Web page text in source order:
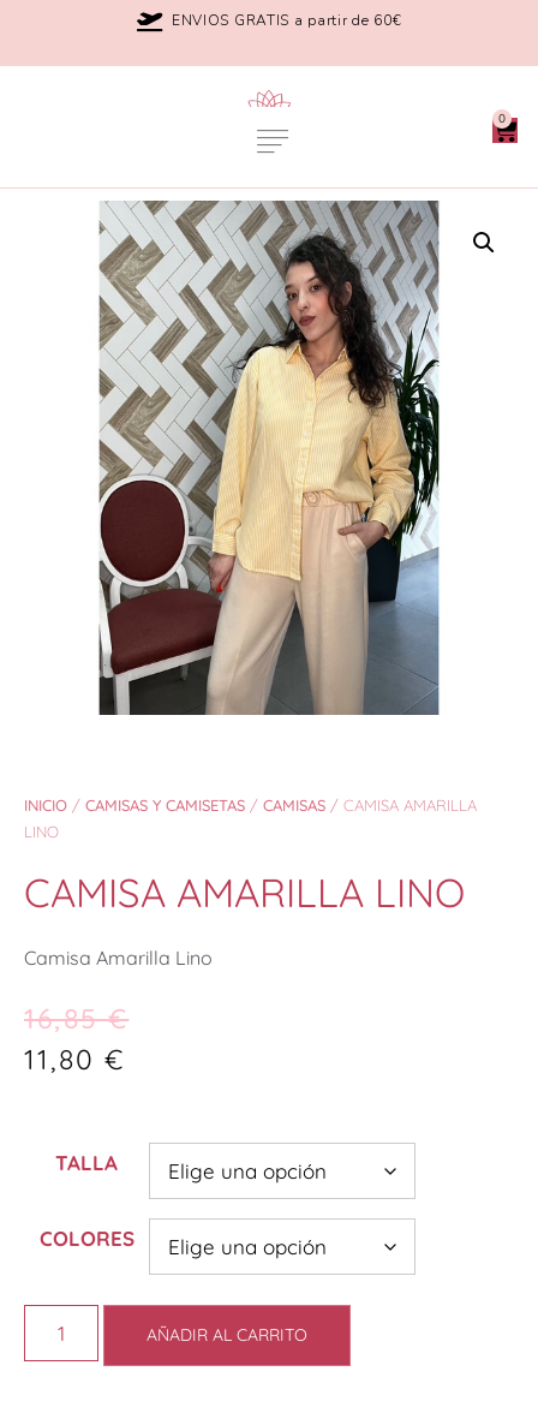
ENVIOS GRATIS a partir de 60€
0
INICIO / CAMISAS Y CAMISETAS / CAMISAS / CAMISA AMARILLA
LINO
CAMISA AMARILLA LINO
Camisa Amarilla Lino
16,85€
11,80€
TALLA
COLORES
AÑADIR AL CARRITO